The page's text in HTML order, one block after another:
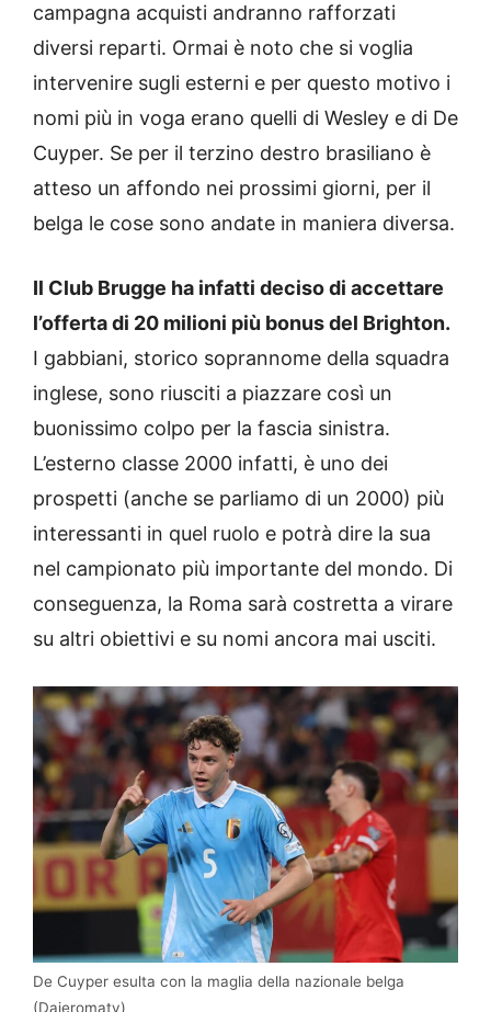
campagna acquisti andranno rafforzati
diversi reparti. Ormai è noto che si voglia
intervenire sugli esterni e per questo motivo i
nomi più in voga erano quelli di Wesley e di De
Cuyper. Se per il terzino destro brasiliano è
atteso un affondo nei prossimi giorni, per il
belga le cose sono andate in maniera diversa.
Il Club Brugge ha infatti deciso di accettare
l’offerta di 20 milioni più bonus del Brighton.
I gabbiani, storico soprannome della squadra
inglese, sono riusciti a piazzare così un
buonissimo colpo per la fascia sinistra.
L’esterno classe 2000 infatti, è uno dei
prospetti (anche se parliamo di un 2000) più
interessanti in quel ruolo e potrà dire la sua
nel campionato più importante del mondo. Di
conseguenza, la Roma sarà costretta a virare
su altri obiettivi e su nomi ancora mai usciti.
De Cuyper esulta con la maglia della nazionale belga
(Dajeromatv)